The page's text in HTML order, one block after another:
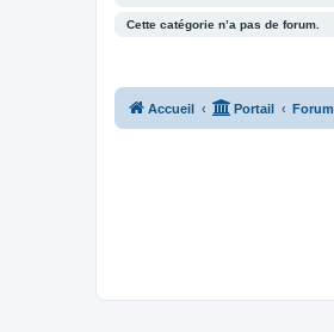
Cette catégorie n’a pas de forum.
Accueil Portail Forum